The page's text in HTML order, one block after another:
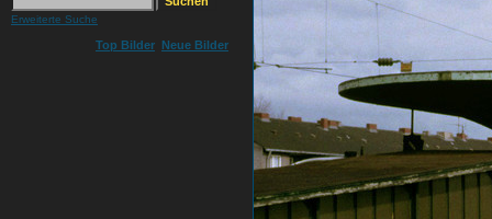
Erweiterte Suche
Top Bilder Neue Bilder